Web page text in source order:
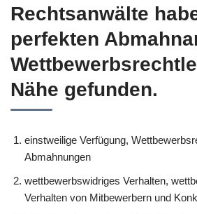
Rechtsanwälte
perfekten
Nähe gefunden.
einstweilige Verfügung,
Abmahnungen
wettbewerbswidriges Verhalten,
Verhalten von Mitbewerbern und